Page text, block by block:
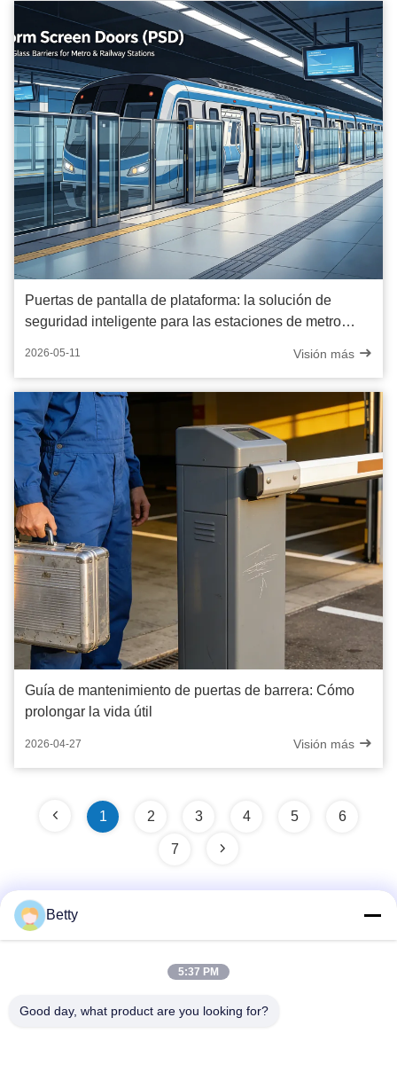
Puertas de pantalla de plataforma: la solución de
seguridad inteligente para las estaciones de metro
2026-05-11 Visión más
Guía de mantenimiento de puertas de barrera: Cómo
prolongar la vida útil
2026-04-27 Visión más
1 2 3 4 5 6
7
No. 106, camino del sur de Tangtian, ciudad de Tangxia,
Betty
5:37 PM
Good day, what product are you looking for?